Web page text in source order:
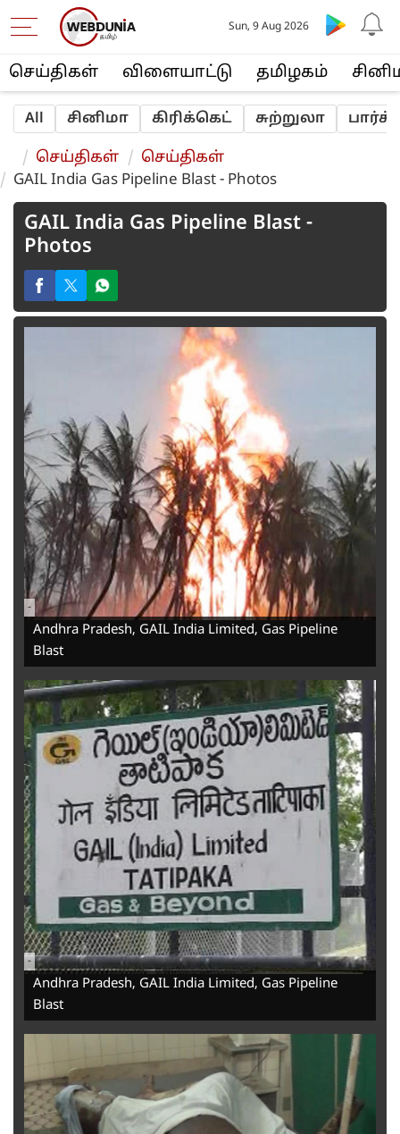
செய்திகள் விளையா‌ட்டு த‌மிழக‌ம்
Sun, 9 Aug 2026
All சினிமா ‌‌கி‌ரி‌க்கெ‌ட் சுற்றுலா
செய்திகள்
செய்திகள்
GAIL India Gas Pipeline Blast - Photos
GAIL India Gas Pipeline Blast -
Photos
-
Andhra Pradesh, GAIL India Limited, Gas Pipeline
Blast
-
Andhra Pradesh, GAIL India Limited, Gas Pipeline
Blast